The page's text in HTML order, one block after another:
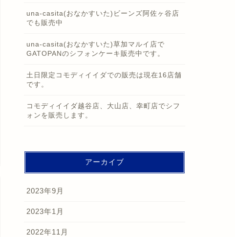
una-casita(おなかすいた)ビーンズ阿佐ヶ谷店
でも販売中
una-casita(おなかすいた)草加マルイ店で
GATOPANのシフォンケーキ販売中です。
土日限定コモディイイダでの販売は現在16店舗
です。
コモディイイダ越谷店、大山店、幸町店でシフ
ォンを販売します。
アーカイブ
2023年9月
2023年1月
2022年11月